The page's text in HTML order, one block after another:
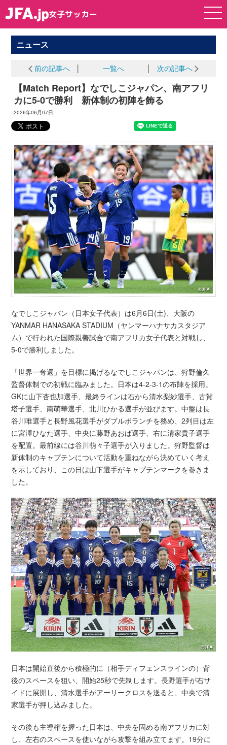
女子サッカー
女子サッカー
ニュース
前の記事へ 一覧へ 次の記事へ
【Match Report】なでしこジャパン、南アフリ
カに5-0で勝利 新体制の初陣を飾る
2026年06月07日
なでしこジャパン（日本女子代表）は6月6日(土)、大阪の
YANMAR HANASAKA STADIUM（ヤンマーハナサカスタジア
ム）で行われた国際親善試合で南アフリカ女子代表と対戦し、
5-0で勝利しました。
「世界一奪還」を目標に掲げるなでしこジャパンは、狩野倫久
監督体制での初戦に臨みました。日本は4-2-3-1の布陣を採用。
GKに山下杏也加選手、最終ラインは右から清水梨紗選手、古賀
塔子選手、南萌華選手、北川ひかる選手が並びます。中盤は長
谷川唯選手と長野風花選手がダブルボランチを務め、2列目は左
に宮澤ひなた選手、中央に藤野あおば選手、右に清家貴子選手
を配置。最前線には谷川萌々子選手が入りました。狩野監督は
新体制のキャプテンについて活動を重ねながら決めていく考え
を示しており、この日は山下選手がキャプテンマークを巻きま
した。
日本は開始直後から積極的に（相手ディフェンスラインの）背
後のスペースを狙い、開始25秒で先制します。長野選手が右サ
イドに展開し、清水選手がアーリークロスを送ると、中央で清
家選手が押し込みました。
その後も主導権を握った日本は、中央を固める南アフリカに対
し、左右のスペースを使いながら攻撃を組み立てます。19分に